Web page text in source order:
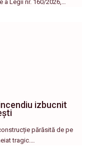
a Legii nr. 160/2026,…
izbucnit
părăsită de pe
tragic.…